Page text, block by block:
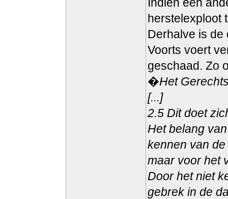
herstelexploot
Derhalve is de
Voorts voert
geschaad. Zo
�Het
[...]
2.5 Dit doet
Het belang
kennen van
maar voor het
Door het niet
gebrek in de